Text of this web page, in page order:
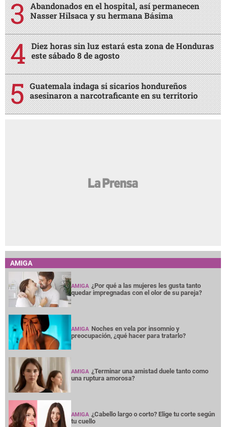
Abandonados en el hospital, así permanecen
Nasser Hilsaca y su hermana Básima
Diez horas sin luz estará esta zona de Honduras
este sábado 8 de agosto
Guatemala indaga si sicarios hondureños
asesinaron a narcotraficante en su territorio
AMIGA
AMIGA ¿Por qué a las mujeres les gusta tanto
quedar impregnadas con el olor de su pareja?
AMIGA Noches en vela por insomnio y
preocupación, ¿qué hacer para tratarlo?
AMIGA ¿Terminar una amistad duele tanto como
una ruptura amorosa?
AMIGA ¿Cabello largo o corto? Elige tu corte según
tu cuello